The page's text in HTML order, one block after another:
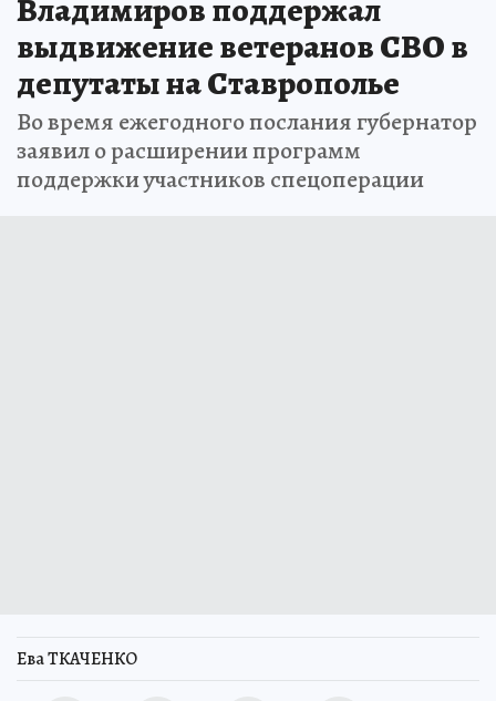
Владимиров поддержал
выдвижение ветеранов СВО в
депутаты на Ставрополье
Во время ежегодного послания губернатор
заявил о расширении программ
поддержки участников спецоперации
Ева ТКАЧЕНКО